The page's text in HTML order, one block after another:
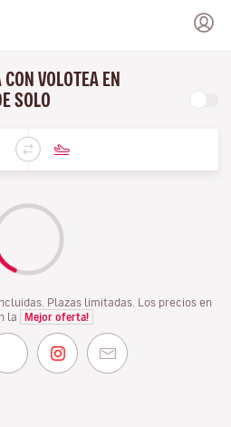
VOLOTEA EN
SOLO
Plazas limitadas. Los precios en
la
Mejor oferta!